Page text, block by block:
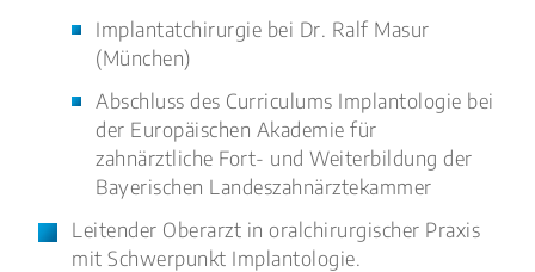
Implantatchirurgie bei Dr. Ralf Masur
(München)
Abschluss des Curriculums Implantologie bei
der Europäischen Akademie für
zahnärztliche Fort- und Weiterbildung der
Bayerischen Landeszahnärztekammer
Leitender Oberarzt in oralchirurgischer Praxis
mit Schwerpunkt Implantologie.